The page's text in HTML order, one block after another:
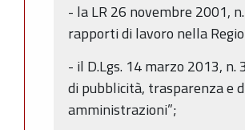
- la LR 26 novembre 2001,
rapporti di lavoro nella
- il D.Lgs. 14 marzo 2013,
di pubblicità, trasparenza e
amministrazioni”;